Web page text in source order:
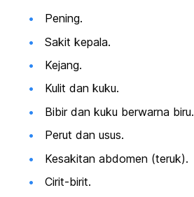
Pening.
Sakit kepala.
Kejang.
Kulit dan kuku.
Bibir dan kuku berwarna biru.
Perut dan usus.
Kesakitan abdomen (teruk).
Cirit-birit.